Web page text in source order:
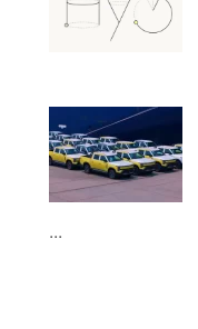
...